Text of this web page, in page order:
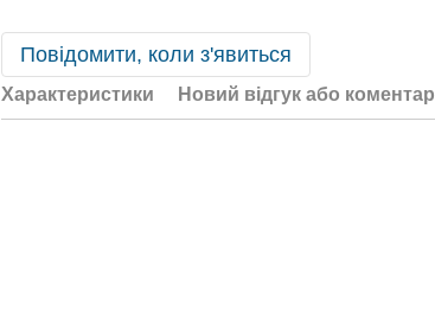
Повідомити, коли з'явиться
Характеристики Новий відгук або коментар